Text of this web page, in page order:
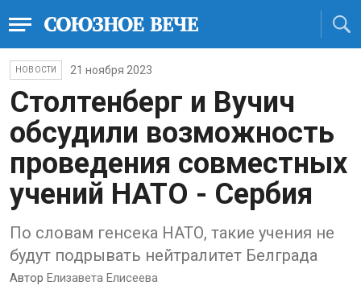
НОВОСТИ 21 ноября 2023
Столтенберг и Вучич
обсудили возможность
проведения совместных
учений НАТО - Сербия
По словам генсека НАТО, такие учения не
будут подрывать нейтралитет Белграда
Автор Елизавета Елисеева